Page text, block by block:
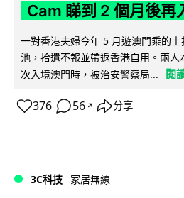
Cam 睇到 2 個月後再
一對香港夫婦今年 5 月遊澳門乘的
池，拾遺不報並帶返香港自用。兩
次入境澳門時，被治安警察局...
閱
376 56 ↗ 分享
3C科技 家居無線